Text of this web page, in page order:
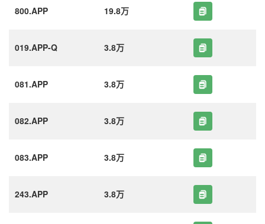
800.APP 19.8万
019.APP-Q 3.8万
081.APP 3.8万
082.APP 3.8万
083.APP 3.8万
243.APP 3.8万